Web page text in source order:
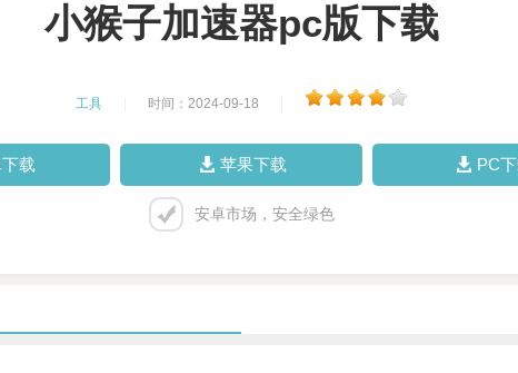
小猴子加速器pc版下载
工具 时间：2024-09-18
载 苹果下载 PC
安卓市场，安全绿色